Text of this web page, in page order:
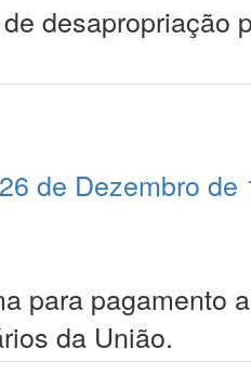
desapropriação
de Dezembro de
para pagamento
da União.